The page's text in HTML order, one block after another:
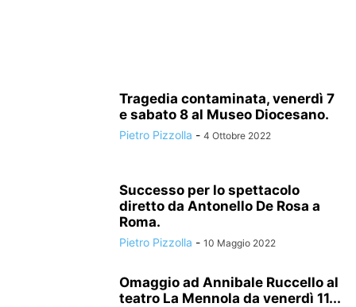
Tragedia contaminata, venerdì 7
e sabato 8 al Museo Diocesano.
Pietro Pizzolla - 4 Ottobre 2022
Successo per lo spettacolo
diretto da Antonello De Rosa a
Roma.
Pietro Pizzolla - 10 Maggio 2022
Omaggio ad Annibale Ruccello al
teatro La Mennola da venerdì 11...